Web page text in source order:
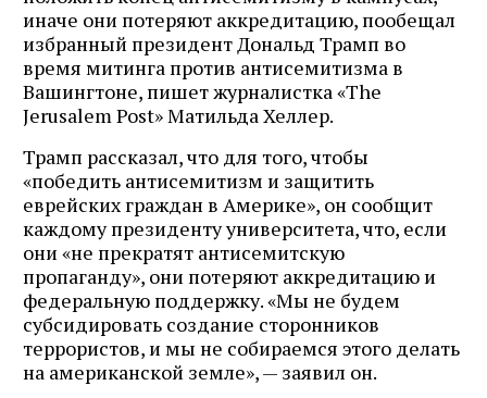
иначе они потеряют аккредитацию, пообещал
избранный президент Дональд Трамп во
время митинга против антисемитизма в
Вашингтоне, пишет журналистка «The
Jerusalem Post» Матильда Хеллер.
Трамп рассказал, что для того, чтобы
«победить антисемитизм и защитить
еврейских граждан в Америке», он сообщит
каждому президенту университета, что, если
они «не прекратят антисемитскую
пропаганду», они потеряют аккредитацию и
федеральную поддержку. «Мы не будем
субсидировать создание сторонников
террористов, и мы не собираемся этого делать
на американской земле», — заявил он.